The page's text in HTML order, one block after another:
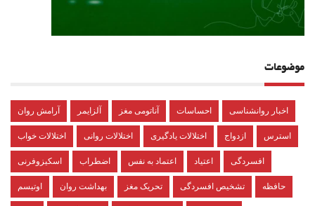
موضوعات
آرامش روان آلزایمر آناتومی مغز احساسات اخبار روانشناسی
اختلالات خواب اختلالات روانی اختلالات یادگیری ازدواج استرس
اسکیزوفرنی اضطراب اعتماد به نفس اعتیاد افسردگی
اوتیسم بهداشت روان تحریک مغز تشخیص افسردگی حافظه